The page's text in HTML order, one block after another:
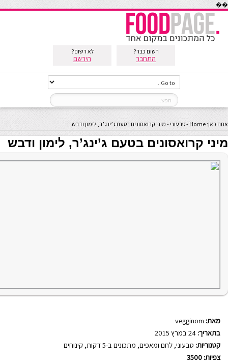
��
רשום כבר?
התחבר
לא רשום?
הירשם
אתם כאן: Home
-טבעוני - מיני קרואסונים בטעם ג’ינג’ר, לימון ודבש
מיני קרואסונים בטעם ג’ינג’ר, לימון ודבש
מאת: vegginom
בתאריך:
קטגוריות: טבעוני, לחם ומאפים, מתכונים ב-5 דקות , קינוחים
צפיות: 3500